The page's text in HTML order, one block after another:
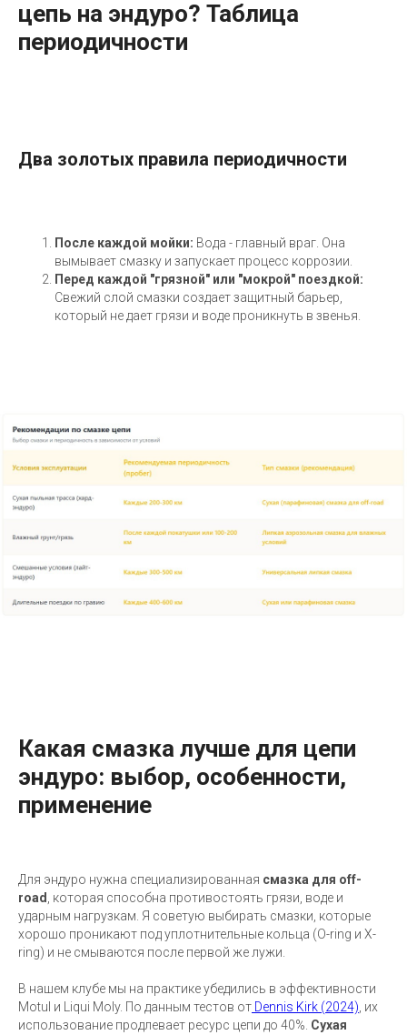
цепь на эндуро? Таблица
периодичности
Два золотых правила периодичности
После каждой мойки: Вода - главный враг. Она
вымывает смазку и запускает процесс коррозии.
Перед каждой "грязной" или "мокрой" поездкой:
Свежий слой смазки создает защитный барьер,
который не дает грязи и воде проникнуть в звенья.
Какая смазка лучше для цепи
эндуро: выбор, особенности,
применение
Для эндуро нужна специализированная смазка для off-
road, которая способна противостоять грязи, воде и
ударным нагрузкам. Я советую выбирать смазки, которые
хорошо проникают под уплотнительные кольца (O-ring и X-
ring) и не смываются после первой же лужи.
В нашем клубе мы на практике убедились в эффективности
Motul и Liqui Moly. По данным тестов от Dennis Kirk (2024), их
использование продлевает ресурс цепи до 40%. Сухая